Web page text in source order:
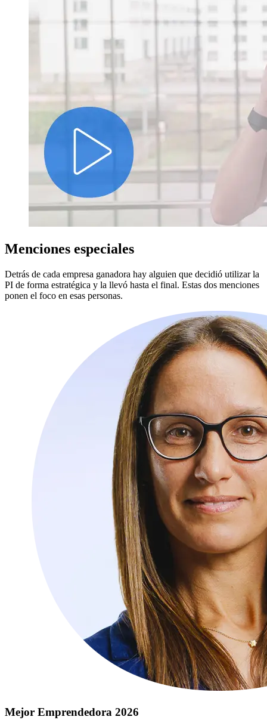
Menciones especiales
Detrás de cada empresa ganadora hay alguien que decidió utilizar la
PI de forma estratégica y la llevó hasta el final. Estas dos menciones
ponen el foco en esas personas.
Mejor Emprendedora 2026